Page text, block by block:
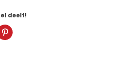
deelt!